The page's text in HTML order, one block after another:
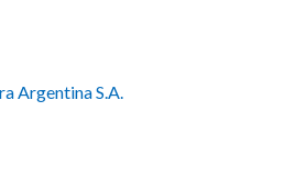
Argentina S.A.